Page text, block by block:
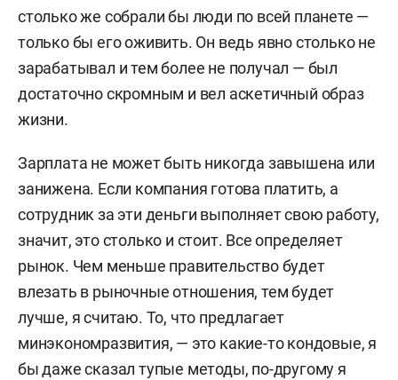
столько же собрали бы люди по всей планете —
только бы его оживить. Он ведь явно столько не
зарабатывал и тем более не получал — был
достаточно скромным и вел аскетичный образ
жизни.
Зарплата не может быть никогда завышена или
занижена. Если компания готова платить, а
сотрудник за эти деньги выполняет свою работу,
значит, это столько и стоит. Все определяет
рынок. Чем меньше правительство будет
влезать в рыночные отношения, тем будет
лучше, я считаю. То, что предлагает
минэкономразвития, — это какие-то кондовые, я
бы даже сказал тупые методы, по-другому я